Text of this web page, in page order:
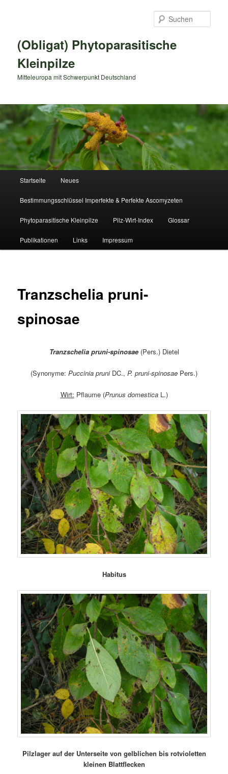
(Obligat) Phytoparasitische
Kleinpilze
Mitteleuropa mit Schwerpunkt Deutschland
Startseite Neues
Bestimmungsschlüssel Imperfekte & Perfekte Ascomyzeten
Phytoparasitische Kleinpilze Pilz-Wirt-Index Glossar
Publikationen Links Impressum
Tranzschelia pruni-
spinosae
Tranzschelia pruni-spinosae(Pers.) Dietel
(Synonyme: Puccinia pruniDC., P. pruni-spinosae Pers.)
Wirt: Pflaume (Prunus domesticaL.)
Habitus
Pilzlager auf der Unterseite von gelblichen bis rotvioletten
kleinen Blattflecken